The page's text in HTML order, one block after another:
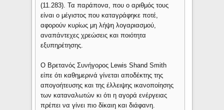
(11.283). Τα παράπονα, που ο αριθμός τους
είναι ο μέγιστος που καταγράφηκε ποτέ,
αφορούν κυρίως μη λήψη λογαριασμού,
αναπάντεχες χρεώσεις και ποιότητα
εξυπηρέτησης.
Ο Βρετανός Συνήγορος Lewis Shand Smith
είπε ότι καθημερινά γίνεται αποδέκτης της
απογοήτευσης και της έλλειψης ικανοποίησης
των καταναλωτών κι ότι η αγορά ενέργειας
πρέπει να γίνει πιο δίκαιη και διάφανη.